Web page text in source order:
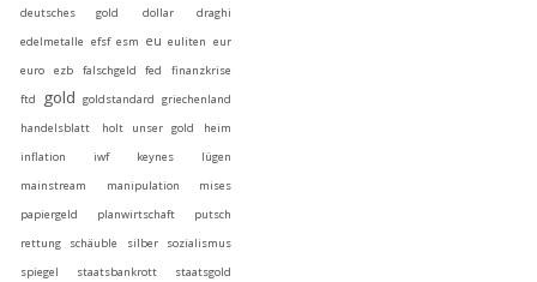
deutsches gold
dollar
draghi
edelmetalle efsf esm eu euliten eur
euro
ezb falschgeld fed
finanzkrise
ftd
gold goldstandard griechenland
handelsblatt
holt unser gold heim
inflation
iwf keynes
lügen
mainstream
manipulation
mises
papiergeld
planwirtschaft
putsch
rettung
schäuble silber
sozialismus
spiegel
staatsbankrott
staatsgold